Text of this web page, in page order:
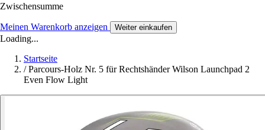
Zwischensumme
Meinen Warenkorb anzeigen Weiter einkaufen
Loading...
Startseite
/ Parcours-Holz Nr. 5 für Rechtshänder Wilson Launchpad 2
Even Flow Light